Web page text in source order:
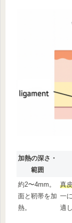
加熱の深さ・
範囲
約2〜4mm。
面と靭帯を加
熱。
真
一
適